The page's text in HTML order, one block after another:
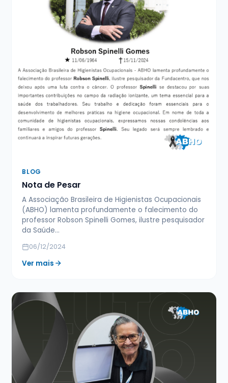
BLOG
Nota de Pesar
A Associação Brasileira de Higienistas Ocupacionais
(ABHO) lamenta profundamente o falecimento do
professor Robson Spinelli Gomes, ilustre pesquisador
da Saúde…
06/12/2024
Ver mais